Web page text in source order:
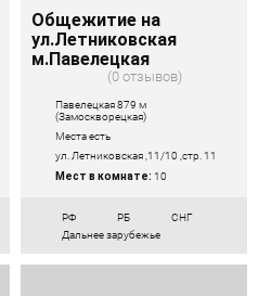
Общежитие на
ул.Летниковская
м.Павелецкая
0 отзывов
Павелецкая 879 м
(Замоскворецкая)
Места есть
ул. Летниковская ,11/10 ,стр. 11
Мест в комнате: 10
РФ РБ
СНГ
Дальнее зарубежье